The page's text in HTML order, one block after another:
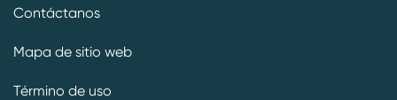
Contáctanos
Mapa de sitio web
Término de uso